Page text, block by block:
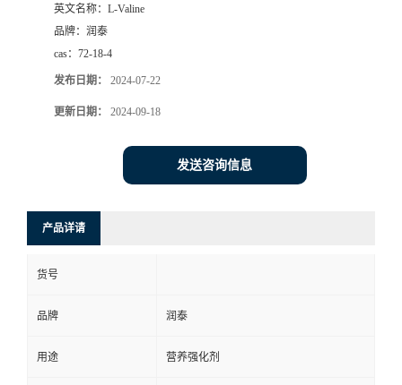
英文名称： L-Valine
品牌： 润泰
cas： 72-18-4
发布日期： 2024-07-22
更新日期： 2024-09-18
发送咨询信息
产品详请
货号
品牌 润泰
用途 营养强化剂